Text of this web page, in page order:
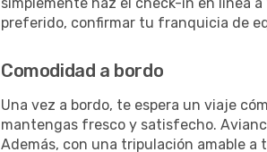
preferido, confirmar tu franquicia de
Comodidad a bordo
Una vez a bordo, te espera un viaje
mantengas fresco y satisfecho.
Además, con una tripulación amable